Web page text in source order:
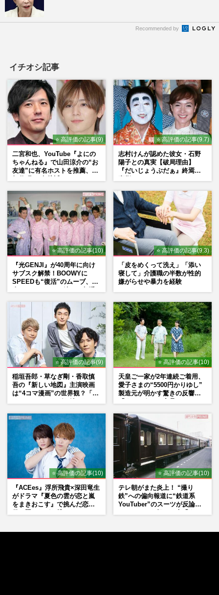
Recommended by
イチオシ記事
⭐ 高評価の記事(9)
二宮和也、YouTube『よにの
ちゃんねる』で山田涼介の“お
友達”に有名ホストを推薦、歌
⭐ 高評価の記事(9.7)
志村けんが認めた彼女・石野
陽子との真実【破局理由】
『だいじょうぶだぁ』終焉の
⭐ 高評価の記事(10)
『光GENJI』が40周年に向け
サブスク解禁！BOOWYに
SPEEDも“復活”のムーブ、本
⭐ 高評価の記事(9.3)
「皮をめくって洗え」「添い
寝して」介護職の半数が性的
嫌がらせや暴力を経験
⭐ 高評価の記事(9)
稲垣吾郎・草なぎ剛・香取慎
吾の『新しい地図』主演映画
は“4コマ漫画”の世界観？「フ
も
⭐ 高評価の記事(10)
天皇ご一家が2年連続ご着用、
愛子さまの“5500円かりゆし”
製造元が明かす驚きの反響
⭐ 高評価の記事(10)
『ACEes』浮所飛貴×深田竜生
がドラマ『夏色の雲が恋と嵐
をまきおこす』で挑んだ恋人
⭐ 高評価の記事(10)
テレ朝がまた炎上！ “撮り
鉄”への偏向報道に“鉄道系
YouTuber”のスーツが反論